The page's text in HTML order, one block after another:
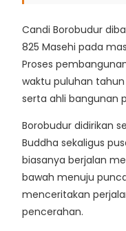
Candi Borobudur
825 Masehi pada
Proses
waktu puluhan
serta ahli bangunan
Borobudur didirikan
Buddha sekaligus
biasanya berjalan
bawah menuju
menceritakan
pencerahan.